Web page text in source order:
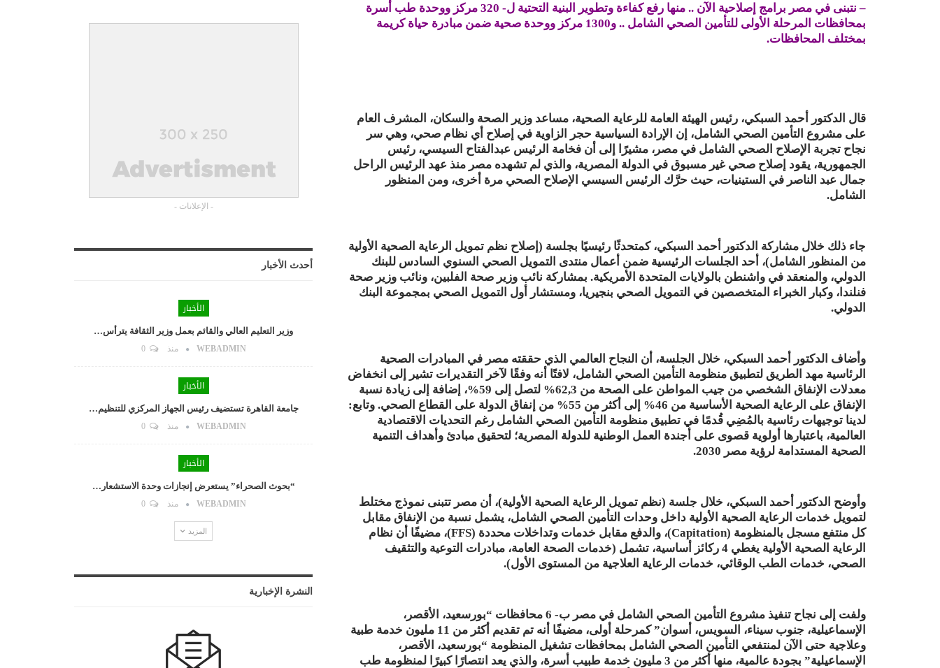
– نتبنى في مصر برامج إصلاحية الآن .. منها رفع كفاءة وتطوير البنية التحتية ل- 320 مركز ووحدة طب أسرة
بمحافظات المرحلة الأولى للتأمين الصحي الشامل .. و1300 مركز ووحدة صحية ضمن مبادرة حياة كريمة
بمختلف المحافظات.
قال الدكتور أحمد السبكي، رئيس الهيئة العامة للرعاية الصحية، مساعد وزير الصحة والسكان، المشرف العام
على مشروع التأمين الصحي الشامل، إن الإرادة السياسية حجر الزاوية في إصلاح أي نظام صحي، وهي سر
نجاح تجربة الإصلاح الصحي الشامل في مصر، مشيرًا إلى أن فخامة الرئيس عبدالفتاح السيسي، رئيس
الجمهورية، يقود إصلاح صحي غير مسبوق في الدولة المصرية، والذي لم تشهده مصر منذ عهد الرئيس الراحل
جمال عبد الناصر في الستينيات، حيث حرَّك الرئيس السيسي الإصلاح الصحي مرة أخرى، ومن المنظور
الشامل.
جاء ذلك خلال مشاركة الدكتور أحمد السبكي، كمتحدثًا رئيسيًا بجلسة (إصلاح نظم تمويل الرعاية الصحية الأولية
من المنظور الشامل)، أحد الجلسات الرئيسية ضمن أعمال منتدى التمويل الصحي السنوي السادس للبنك
الدولي، والمنعقد في واشنطن بالولايات المتحدة الأمريكية. بمشاركة نائب وزير صحة الفلبين، ونائب وزير صحة
فنلندا، وكبار الخبراء المتخصصين في التمويل الصحي بنجيريا، ومستشار أول التمويل الصحي بمجموعة البنك
الدولي.
وأضاف الدكتور أحمد السبكي، خلال الجلسة، أن النجاح العالمي الذي حققته مصر في المبادرات الصحية
الرئاسية مهد الطريق لتطبيق منظومة التأمين الصحي الشامل، لافتًا أنه وفقًا لآخر التقديرات تشير إلى انخفاض
معدلات الإنفاق الشخصي من جيب المواطن على الصحة من 62,3% لتصل إلى 59%، إضافة إلى زيادة نسبة
الإنفاق على الرعاية الصحية الأساسية من 46% إلى أكثر من 55% من إنفاق الدولة على القطاع الصحي. وتابع:
لدينا توجيهات رئاسية بالمُضِي قُدمًا في تطبيق منظومة التأمين الصحي الشامل رغم التحديات الاقتصادية
العالمية، باعتبارها أولوية قصوى على أجندة العمل الوطنية للدولة المصرية؛ لتحقيق مبادئ وأهداف التنمية
الصحية المستدامة لرؤية مصر 2030.
وأوضح الدكتور أحمد السبكي، خلال جلسة (نظم تمويل الرعاية الصحية الأولية)، أن مصر تتبنى نموذج مختلط
لتمويل خدمات الرعاية الصحية الأولية داخل وحدات التأمين الصحي الشامل، يشمل نسبة من الإنفاق مقابل
كل منتفع مسجل بالمنظومة (Capitation)، والدفع مقابل خدمات وتداخلات محددة (FFS)، مضيفًا أن نظام
الرعاية الصحية الأولية يغطي 4 ركائز أساسية، تشمل (خدمات الصحة العامة، مبادرات التوعية والتثقيف
الصحي، خدمات الطب الوقائي، خدمات الرعاية العلاجية من المستوى الأول).
ولفت إلى نجاح تنفيذ مشروع التأمين الصحي الشامل في مصر ب- 6 محافظات “بورسعيد، الأقصر،
الإسماعيلية، جنوب سيناء، السويس، أسوان” كمرحلة أولى، مضيفًا أنه تم تقديم أكثر من 11 مليون خدمة طبية
وعلاجية حتى الآن لمنتفعي التأمين الصحي الشامل بمحافظات تشغيل المنظومة “بورسعيد، الأقصر،
الإسماعيلية” بجودة عالمية، منها أكثر من 3 مليون خدمة طبيب أسرة، والذي يعد انتصارًا كبيرًا لمنظومة طب
- الإعلانات -
أحدث الأخبار
الأخبار
وزير التعليم العالي والقائم بعمل وزير الثقافة يترأس…
WEBADMIN منذ 0
الأخبار
جامعة القاهرة تستضيف رئيس الجهاز المركزي للتنظيم…
WEBADMIN منذ 0
الأخبار
“بحوث الصحراء” يستعرض إنجازات وحدة الاستشعار…
WEBADMIN منذ 0
المزيد
النشرة الإخبارية